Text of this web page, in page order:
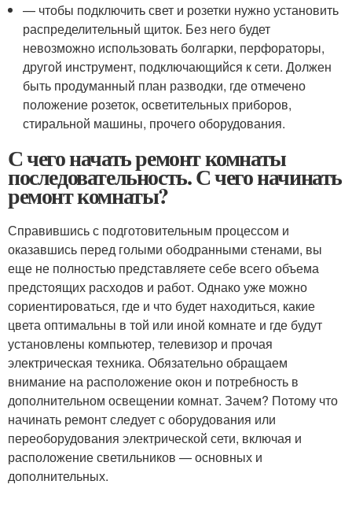
— чтобы подключить свет и розетки нужно установить
распределительный щиток. Без него будет
невозможно использовать болгарки, перфораторы,
другой инструмент, подключающийся к сети. Должен
быть продуманный план разводки, где отмечено
положение розеток, осветительных приборов,
стиральной машины, прочего оборудования.
С чего начать ремонт комнаты
последовательность. С чего начинать
ремонт комнаты?
Справившись с подготовительным процессом и
оказавшись перед голыми ободранными стенами, вы
еще не полностью представляете себе всего объема
предстоящих расходов и работ. Однако уже можно
сориентироваться, где и что будет находиться, какие
цвета оптимальны в той или иной комнате и где будут
установлены компьютер, телевизор и прочая
электрическая техника. Обязательно обращаем
внимание на расположение окон и потребность в
дополнительном освещении комнат. Зачем? Потому что
начинать ремонт следует с оборудования или
переоборудования электрической сети, включая и
расположение светильников — основных и
дополнительных.